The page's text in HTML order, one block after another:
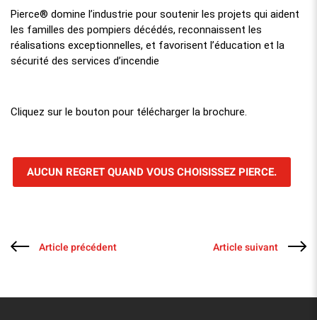
Pierce® domine l’industrie pour soutenir les projets qui aident
les familles des pompiers décédés, reconnaissent les
réalisations exceptionnelles, et favorisent l’éducation et la
sécurité des services d’incendie
Cliquez sur le bouton pour télécharger la brochure.
AUCUN REGRET QUAND VOUS CHOISISSEZ PIERCE.
Article précédent Article suivant